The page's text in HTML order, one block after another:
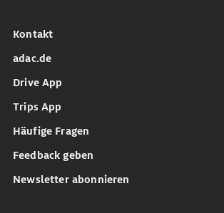
Kontakt
adac.de
Drive App
Trips App
Häufige Fragen
Feedback geben
Newsletter abonnieren